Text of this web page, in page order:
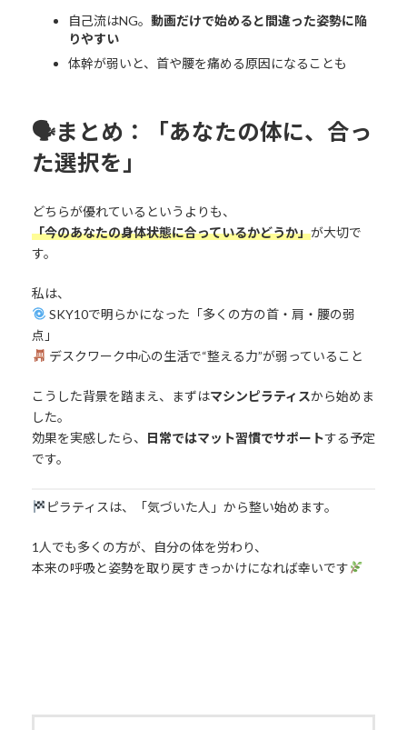
自己流はNG。 動画だけで始めると間違った姿勢に陥
りやすい
体幹が弱いと、首や腰を痛める原因になることも
🗣まとめ：「あなたの体に、合っ
た選択を」
どちらが優れているというよりも、
「今のあなたの身体状態に合っているかどうか」が大切で
す。
私は、
SKY10で明らかになった「多くの方の首・肩・腰の弱
点」
デスクワーク中心の生活で“整える力”が弱っていること
こうした背景を踏まえ、まずはマシンピラティスから始めま
した。
効果を実感したら、
日常ではマット習慣でサポートする予定
です。
ピラティスは、「気づいた人」から整い始めます。
1人でも多くの方が、自分の体を労わり、
本来の呼吸と姿勢を取り戻すきっかけになれば幸いです